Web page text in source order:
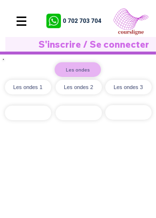
0 702 703 704
S'inscrire / Se connecter
Les ondes
Les ondes 1 Les ondes 2 Les ondes 3